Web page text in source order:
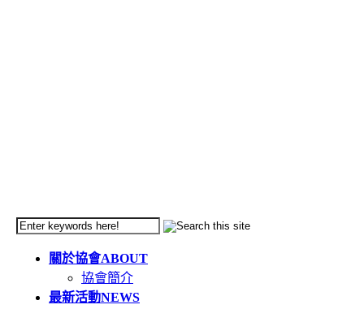
關於協會ABOUT
協會簡介
最新活動NEWS